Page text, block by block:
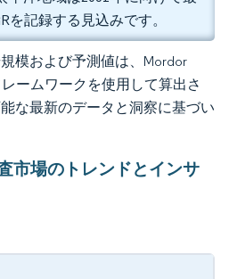
を記録する見込みです。
模および予測値は、Mordor
ームワークを使用して算出さ
な最新のデータと洞察に基づい
市場のトレンドとインサ